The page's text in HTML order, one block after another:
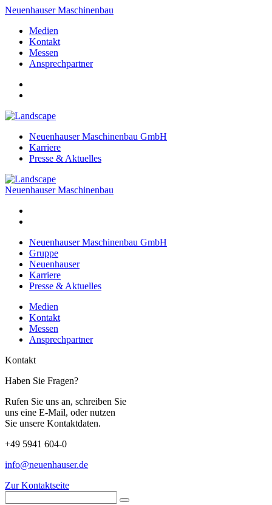
Neuenhauser Maschinenbau
Medien
Kontakt
Messen
Ansprechpartner
Neuenhauser Maschinenbau GmbH
Karriere
Presse & Aktuelles
Neuenhauser Maschinenbau
Neuenhauser Maschinenbau GmbH
Gruppe
Neuenhauser
Karriere
Presse & Aktuelles
Medien
Kontakt
Messen
Ansprechpartner
Kontakt
Haben Sie Fragen?
Rufen Sie uns an, schreiben Sie
uns eine E-Mail, oder nutzen
Sie unsere Kontaktdaten.
+49 5941 604-0
info@neuenhauser.de
Zur Kontaktseite